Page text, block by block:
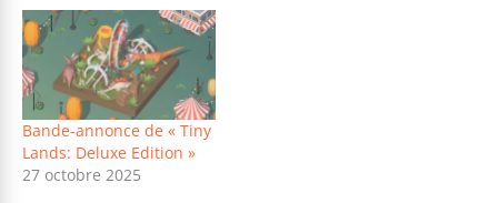
Bande-annonce de « Tiny
Lands: Deluxe Edition »
27 octobre 2025